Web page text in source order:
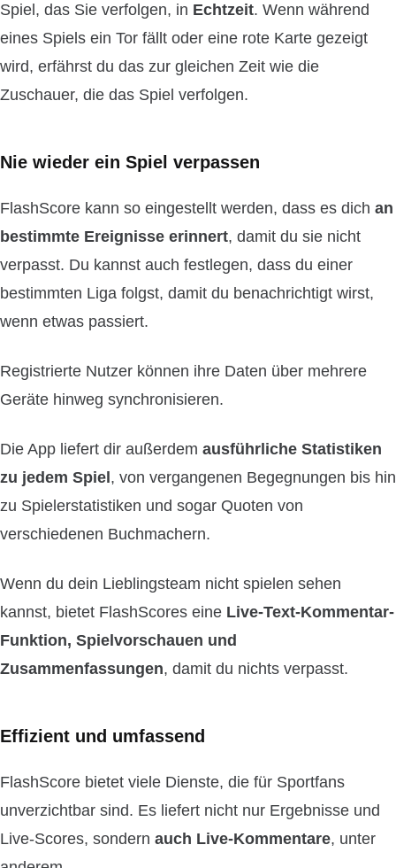
Spiel, das Sie verfolgen, in Echtzeit. Wenn während
eines Spiels ein Tor fällt oder eine rote Karte gezeigt
wird, erfährst du das zur gleichen Zeit wie die
Zuschauer, die das Spiel verfolgen.
Nie wieder ein Spiel verpassen
FlashScore kann so eingestellt werden, dass es dich an
bestimmte Ereignisse erinnert, damit du sie nicht
verpasst. Du kannst auch festlegen, dass du einer
bestimmten Liga folgst, damit du benachrichtigt wirst,
wenn etwas passiert.
Registrierte Nutzer können ihre Daten über mehrere
Geräte hinweg synchronisieren.
Die App liefert dir außerdem ausführliche Statistiken
zu jedem Spiel , von vergangenen Begegnungen bis hin
zu Spielerstatistiken und sogar Quoten von
verschiedenen Buchmachern.
Wenn du dein Lieblingsteam nicht spielen sehen
kannst, bietet FlashScores eine Live-Text-Kommentar-
Funktion, Spielvorschauen und
Zusammenfassungen, damit du nichts verpasst.
Effizient und umfassend
FlashScore bietet viele Dienste, die für Sportfans
unverzichtbar sind. Es liefert nicht nur Ergebnisse und
Live-Scores, sondern auch Live-Kommentare, unter